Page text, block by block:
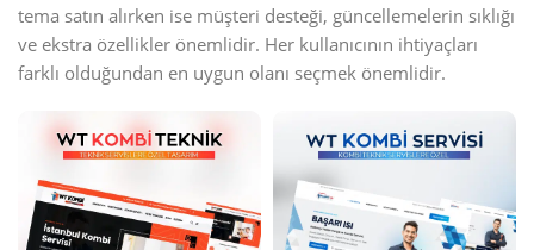
tema satın alırken ise müşteri desteği, güncellemelerin sıklığı
ve ekstra özellikler önemlidir. Her kullanıcının ihtiyaçları
farklı olduğundan en uygun olanı seçmek önemlidir.